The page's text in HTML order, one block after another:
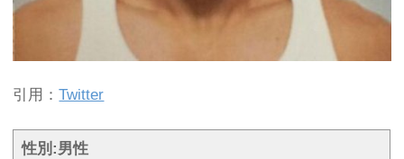
引用：Twitter
性別:男性